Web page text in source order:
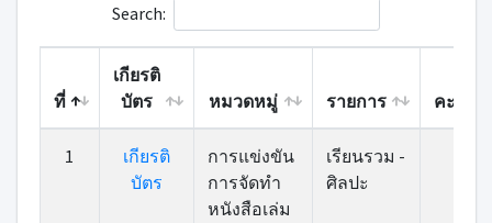
Search:
ที่
เกียรติ
บัตร
หมวดหมู่ รายการ
คะแนน
เกียรติ
บัตร
หมวดหมู่ รายการ
1
เกียรติ
บัตร
การแข่งขัน
การจัดทำ
หนังสือเล่ม
เรียนรวม -
ศิลปะ